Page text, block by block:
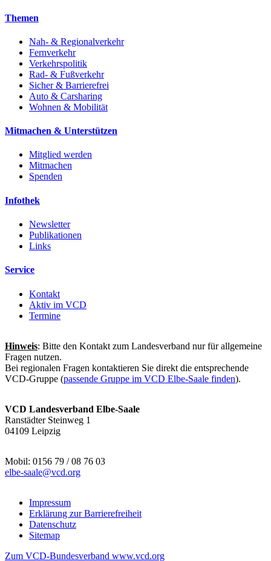
Themen
Nah- & Regionalverkehr
Fernverkehr
Verkehrspolitik
Rad- & Fußverkehr
Sicher & Barrierefrei
Auto & Carsharing
Wohnen & Mobilität
Mitmachen & Unterstützen
Mitglied werden
Mitmachen
Spenden
Infothek
Newsletter
Publikationen
Links
Service
Kontakt
Aktiv im VCD
Termine
Hinweis: Bitte den Kontakt zum Landesverband nur für allgemeine
Fragen nutzen.
Bei regionalen Fragen kontaktieren Sie direkt die entsprechende
VCD-Gruppe (passende Gruppe im VCD Elbe-Saale finden).
VCD Landesverband Elbe-Saale
Ranstädter Steinweg 1
04109 Leipzig
Mobil: 0156 79 / 08 76 03
elbe-saale@vcd.org
Impressum
Erklärung zur Barrierefreiheit
Datenschutz
Sitemap
Zum VCD-Bundesverband www.vcd.org